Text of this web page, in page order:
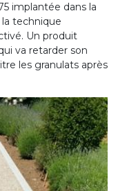
implantée dans la
technique
Un produit
va retarder son
les granulats après